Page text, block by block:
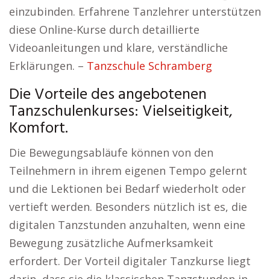
einzubinden. Erfahrene Tanzlehrer unterstützen
diese Online-Kurse durch detaillierte
Videoanleitungen und klare, verständliche
Erklärungen. – Tanzschule Schramberg
Die Vorteile des angebotenen
Tanzschulenkurses: Vielseitigkeit,
Komfort.
Die Bewegungsabläufe können von den
Teilnehmern in ihrem eigenen Tempo gelernt
und die Lektionen bei Bedarf wiederholt oder
vertieft werden. Besonders nützlich ist es, die
digitalen Tanzstunden anzuhalten, wenn eine
Bewegung zusätzliche Aufmerksamkeit
erfordert. Der Vorteil digitaler Tanzkurse liegt